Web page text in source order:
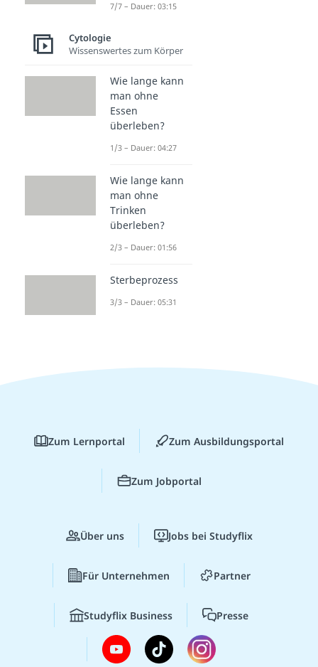
7/7 – Dauer: 03:15
Cytologie
Wissenswertes zum Körper
Wie lange kann
man ohne
Essen
überleben?
1/3 – Dauer: 04:27
Wie lange kann
man ohne
Trinken
überleben?
2/3 – Dauer: 01:56
Sterbeprozess
3/3 – Dauer: 05:31
Zum Lernportal Zum Ausbildungsportal
Zum Jobportal
Über uns Jobs bei Studyflix
Für Unternehmen Partner
Studyflix Business Presse